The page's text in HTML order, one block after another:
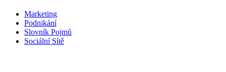
Marketing
Podnikání
Slovník Pojmů
Sociální Sítě